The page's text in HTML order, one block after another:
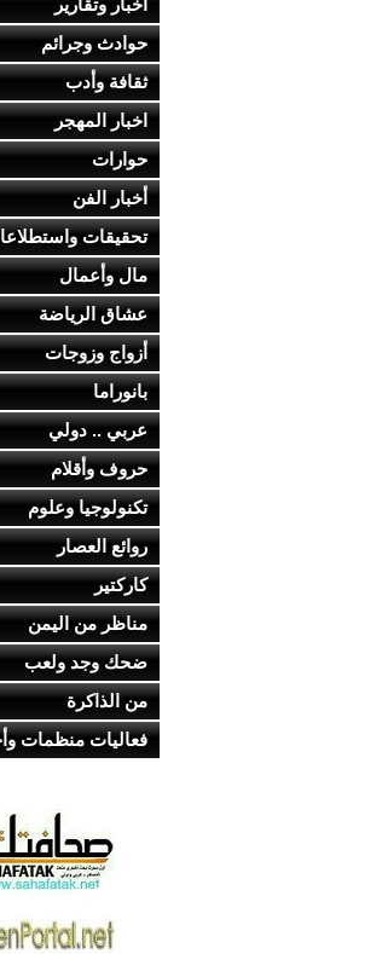
أخبار وتقارير
حوادث وجرائم
ثقافة وأدب
اخبار المهجر
حوارات
أخبار الفن
تحقيقات
مال وأعمال
عشاق الرياضة
أزواج وزوجات
بانوراما
عربي .. دولي
حروف وأقلام
تكنولوجيا وعلوم
روائع العصار
كاركتير
مناظر من اليمن
ضحك وجد ولعب
من الذاكرة
فعاليات منظمات